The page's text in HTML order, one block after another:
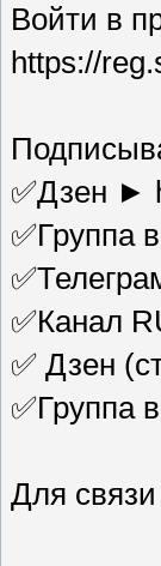
Войти в
https://
✅Дзен ►
✅Группа
✅Канал
✅ Дзен
✅Группа
Для